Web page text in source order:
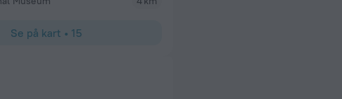
Se på kart •15